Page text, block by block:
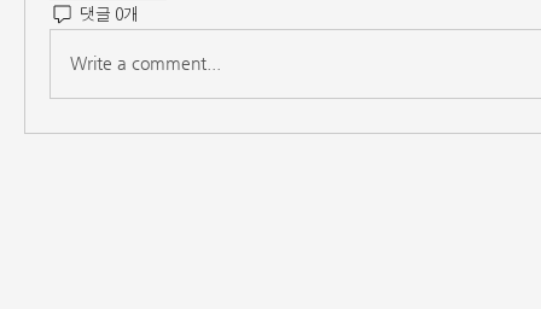
댓글 0개
Write a comment...